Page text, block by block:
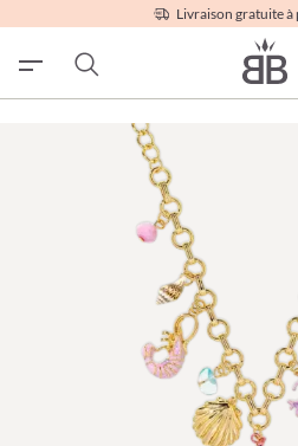
Livraison gratuite